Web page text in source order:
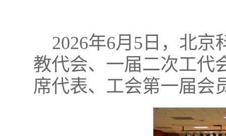
2026年6月5日，北
教代会、一届二次工代
席代表、工会第一届会